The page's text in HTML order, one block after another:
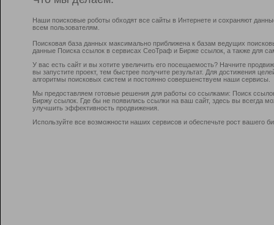
Наши поисковые роботы обходят все сайты в Интернете и сохраняют
всем пользователям.
Поисковая база данных максимально приближена к базам ведущих
данные Поиска ссылок в сервисах СеоТраф и Бирже ссылок, а также для
У вас есть сайт и вы хотите увеличить его посещаемость? Начните
вы запустите проект, тем быстрее получите результат. Для достижения
алгоритмы поисковых систем и постоянно совершенствуем наши сервисы.
Мы предоставляем готовые решения для работы со ссылками: Поиск
Биржу ссылок. Где бы не появились ссылки на ваш сайт, здесь вы всегда
улучшить эффективность продвижения.
Используйте все возможности наших сервисов и обеспечьте рост вашего